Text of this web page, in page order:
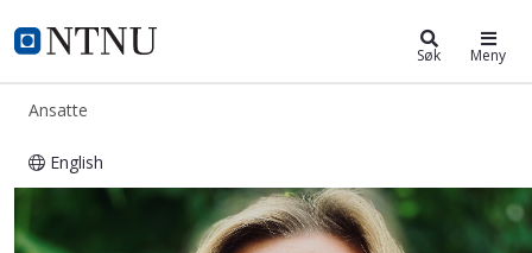
NTNU Hjemmeside
ntnu.no Søk Meny
Ansatte
English
Patrycja Stella Bednarek